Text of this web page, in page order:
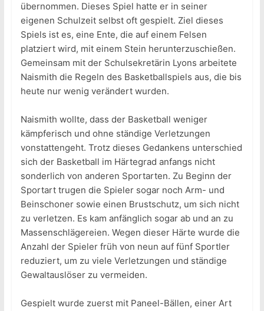
übernommen. Dieses Spiel hatte er in seiner
eigenen Schulzeit selbst oft gespielt. Ziel dieses
Spiels ist es, eine Ente, die auf einem Felsen
platziert wird, mit einem Stein herunterzuschießen.
Gemeinsam mit der Schulsekretärin Lyons arbeitete
Naismith die Regeln des Basketballspiels aus, die bis
heute nur wenig verändert wurden.
Naismith wollte, dass der Basketball weniger
kämpferisch und ohne ständige Verletzungen
vonstattengeht. Trotz dieses Gedankens unterschied
sich der Basketball im Härtegrad anfangs nicht
sonderlich von anderen Sportarten. Zu Beginn der
Sportart trugen die Spieler sogar noch Arm- und
Beinschoner sowie einen Brustschutz, um sich nicht
zu verletzen. Es kam anfänglich sogar ab und an zu
Massenschlägereien. Wegen dieser Härte wurde die
Anzahl der Spieler früh von neun auf fünf Sportler
reduziert, um zu viele Verletzungen und ständige
Gewaltauslöser zu vermeiden.
Gespielt wurde zuerst mit Paneel-Bällen, einer Art